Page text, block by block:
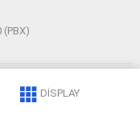
(PBX)
hakları saklıdır.
DISPLAY